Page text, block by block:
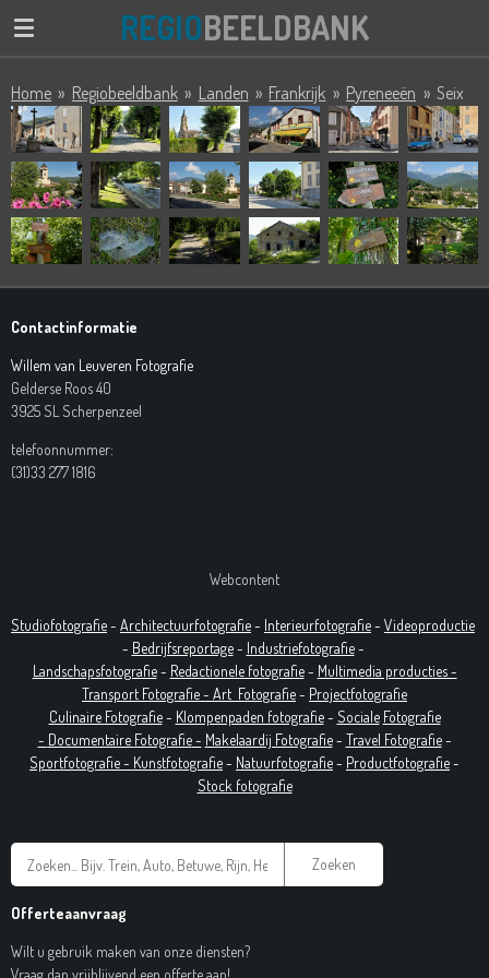
Ga
de
hoofdinhoud
REGIOBEELDBANK
Home » Regiobeeldbank » Landen » Frankrijk » Pyreneeën » Seix
Contactinformatie
Willem van Leuveren Fotografie
Gelderse Roos 40
3925 SL Scherpenzeel
telefoonnummer:
(31)33 277 1816
Webcontent
Studiofotografie- Architectuurfotografie- Interieurfotografie- Videoproductie
- Bedrijfsreportage- Industriefotografie-
Landschapsfotografie- Redactionele fotografie- Multimedia producties -
Transport Fotografie - Art Fotografie- Projectfotografie
Culinaire Fotografie- Klompenpaden fotografie- Sociale Fotografie
- Documentaire Fotografie- Makelaardij Fotografie- Travel Fotografie-
Sportfotografie - Kunstfotografie- Natuurfotografie- Productfotografie-
Stock fotografie
Zoeken
Offerteaanvraag
Wilt u gebruik maken van onze diensten?
Vraag dan vrijblijvend een offerte aan!